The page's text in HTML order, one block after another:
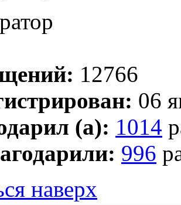
12766
06
(а): 1014
996
наверх